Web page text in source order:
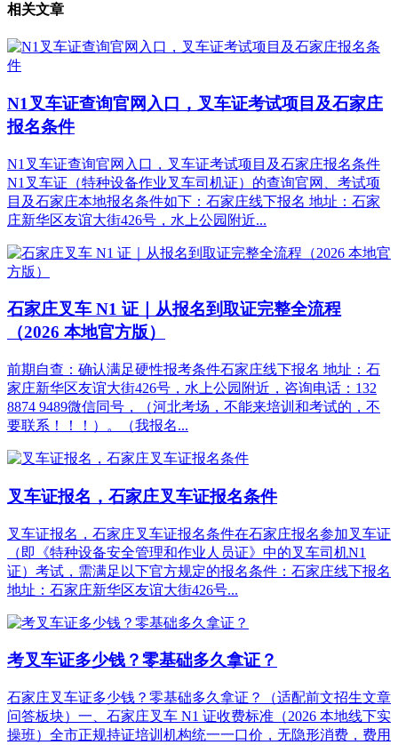
相关文章
N1叉车证查询官网入口，叉车证考试项目及石家庄
报名条件
N1叉车证查询官网入口，叉车证考试项目及石家庄报名条件
N1叉车证（特种设备作业叉车司机证）的查询官网、考试项
目及石家庄本地报名条件如下：石家庄线下报名 地址：石家
庄新华区友谊大街426号，水上公园附近...
石家庄叉车 N1 证｜从报名到取证完整全流程
（2026 本地官方版）
前期自查：确认满足硬性报考条件石家庄线下报名 地址：石
家庄新华区友谊大街426号，水上公园附近，咨询电话：132
8874 9489微信同号，（河北考场，不能来培训和考试的，不
要联系！！！）。（我报名...
叉车证报名，石家庄叉车证报名条件
叉车证报名，石家庄叉车证报名条件在石家庄报名参加叉车证
（即《特种设备安全管理和作业人员证》中的叉车司机N1
证）考试，需满足以下‌官方规定的报名条件‌：石家庄线下报名
地址：石家庄新华区友谊大街426号...
考叉车证多少钱？零基础多久拿证？
石家庄叉车证多少钱？零基础多久拿证？（适配前文招生文章
问答板块）一、石家庄叉车 N1 证收费标准（2026 本地线下实
操班）全市正规持证培训机构统一一口价，无隐形消费，费用